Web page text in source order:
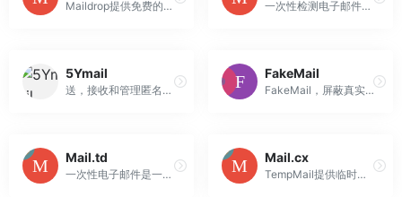
Maildrop提供免费的一次性电子邮件地址，用于网络表单、应用程序注册或任何其他地方 一次性检测电子邮件收件箱服务，几乎所有邮件都被接受，定期回收消息
5Ymail
送，接收和管理匿名电子邮件，免费匿名电子邮件，添加附件的匿名邮件，匿名交谈，撰写匿名电子邮件，匿名电子邮件的解决方法，发送匿名电子邮件，如何发送匿名电子邮件，匿名邮件的发送方法，匿名附件，匿名消息，秘密和隐藏的电子邮件，我喜欢发送匿名邮件，添加附件的匿名邮件，匿名邮件，匿名消息，添加附件的匿名邮件
FakeMail
FakeMail，屏蔽真实邮箱的临时邮件地址
Mail.td
一次性电子邮件是一种免费的电子邮件服务，您可以通过它接收电子邮件。也称为：tempmail、10minutemail、10minmail、一次性邮件、匿名邮箱、假邮件生成器、可丢弃邮箱、临时电子邮箱、公共邮箱，保护您的个人邮件免受垃圾邮件侵害。
Mail.cx
TempMail提供临时、匿名、免费、安全、一次性的临时电子邮件地址，让您远离垃圾邮件。